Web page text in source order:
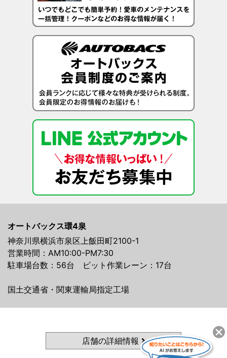
オートバックス環4泉
神奈川県横浜市泉区上飯田町2100-1
営業時間：AM10:00-PM7:30
駐車場台数：56台 ピット作業レーン：17台
国土交通省・関東運輸局指定工場
店舗の詳細情報